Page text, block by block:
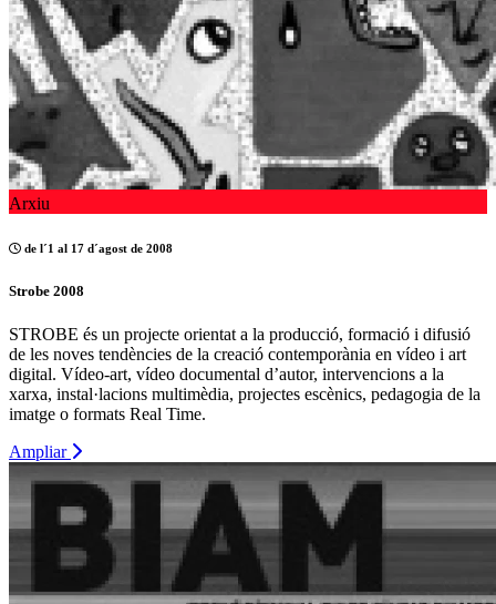
Arxiu
de l´1 al 17 d´agost de 2008
Strobe 2008
STROBE és un projecte orientat a la producció, formació i difusió
de les noves tendències de la creació contemporània en vídeo i art
digital. Vídeo-art, vídeo documental d’autor, intervencions a la
xarxa, instal·lacions multimèdia, projectes escènics, pedagogia de la
imatge o formats Real Time.
Ampliar